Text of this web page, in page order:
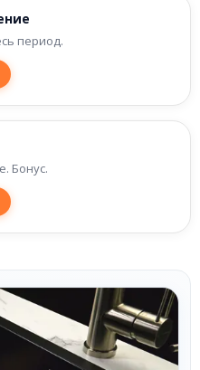
период.
Бонус.